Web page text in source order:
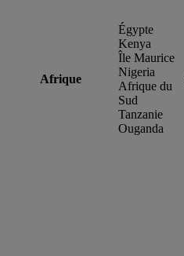
Afrique
Égypte
Kenya
Île Maurice
Nigeria
Afrique du
Sud
Tanzanie
Ouganda